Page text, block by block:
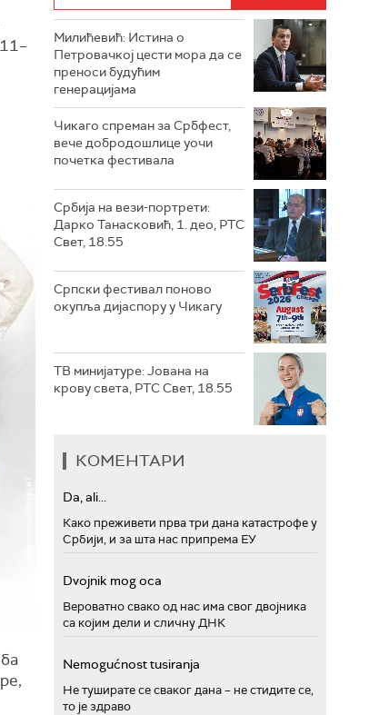
Милићевић: Истина о
Петровачкој цести мора да се
преноси будућим
генерацијама
Чикаго спреман за Србфест,
вече добродошлице уочи
почетка фестивала
Србија на вези-портрети:
Дарко Танасковић, 1. део, РТС
Свет, 18.55
Српски фестивал поново
окупља дијаспору у Чикагу
ТВ минијатуре: Јована на
крову света, РТС Свет, 18.55
КОМЕНТАРИ
Da, ali...
Како преживети прва три дана катастрофе у
Србији, и за шта нас припрема ЕУ
Dvojnik mog oca
Вероватно свако од нас има свог двојника
са којим дели и сличну ДНК
Nemogućnost tusiranja
Не туширате се сваког дана – не стидите се,
то је здраво